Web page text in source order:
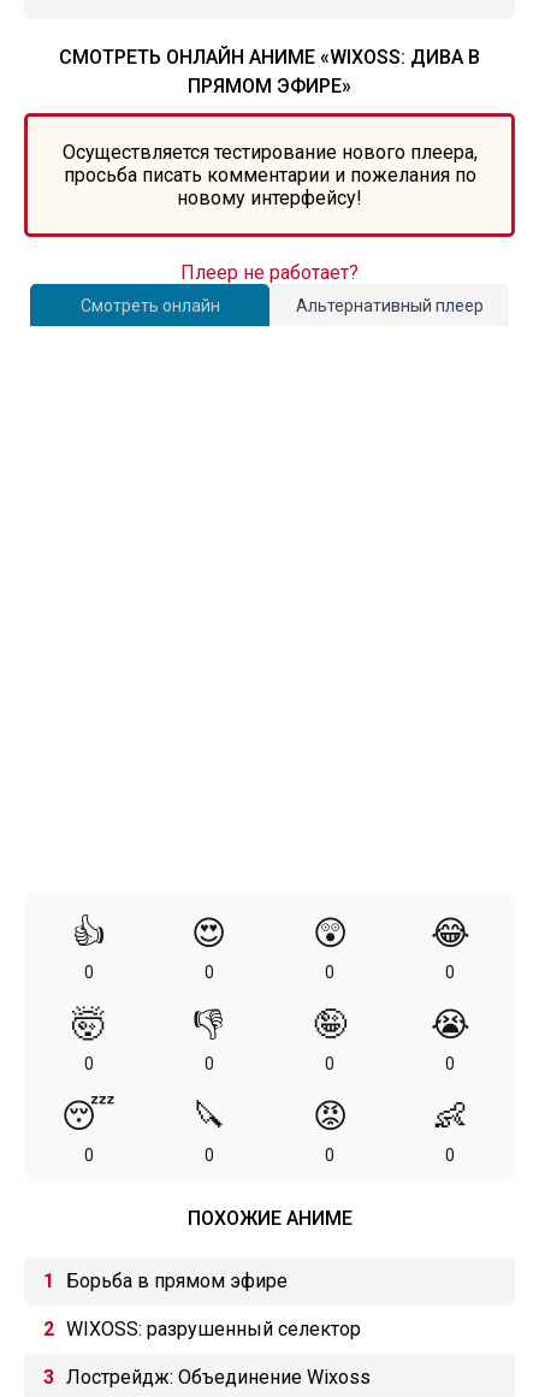
СМОТРЕТЬ ОНЛАЙН АНИМЕ «WIXOSS: ДИВА В
ПРЯМОМ ЭФИРЕ»
Осуществляется тестирование нового плеера,
просьба писать комментарии и пожелания по
новому интерфейсу!
Смотреть онлайн Альтернативный плеер
Плеер не работает?
👍
0
😍
0
😲
0
😂
0
🤯
0
👎
0
🤪
0
😭
0
😴
0
🔪
0
😡
0
👶
0
ПОХОЖИЕ АНИМЕ
Борьба в прямом эфире
WIXOSS: разрушенный селектор
Лострейдж: Объединение Wixoss